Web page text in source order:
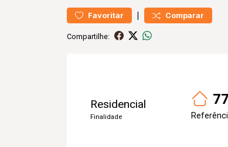
Favoritar | Comparar
Compartilhe:
Residencial
Finalidade